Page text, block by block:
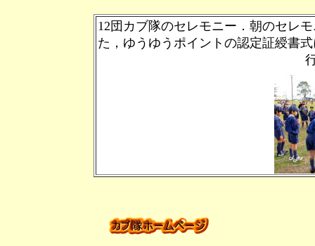
12団カブ隊のセレモニー．朝のセレ
た，ゆうゆうポイントの認定証綬書